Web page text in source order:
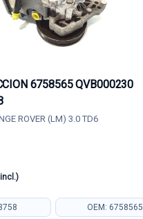
6758565 QVB000230
ROVER (LM) 3.0 TD6
OEM: 6758565